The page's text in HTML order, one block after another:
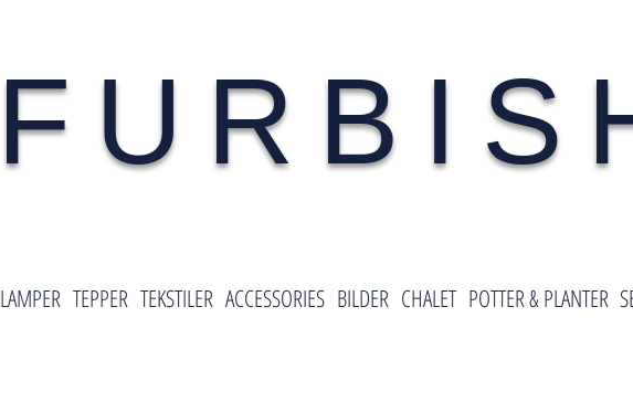
LAMPER TEPPER TEKSTILER ACCESSORIES BILDER CHALET POTTER & PLANTER